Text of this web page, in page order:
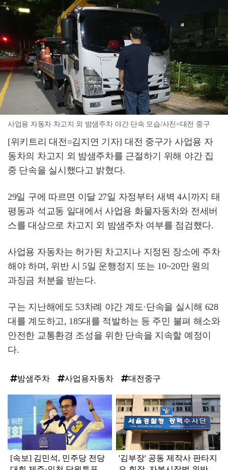
사업용 자동차 차고지 외 밤샘주차 야간 단속 모습/사진=대전 중구
[위키트리 대전=김지연 기자] 대전 중구가 사업용 자
동차의 차고지 외 밤샘주차를 근절하기 위해 야간 집
중 단속을 실시했다고 밝혔다.
29일 구에 따르면 이달 27일 자정부터 새벽 4시까지 태
평동과 석교동 일대에서 사업용 화물자동차와 전세버
스를 대상으로 차고지 외 밤샘주차 여부를 점검했다.
사업용 자동차는 허가된 차고지나 지정된 장소에 주차
해야 하며, 위반 시 5일 운행정지 또는 10~20만 원의
과징금 처분을 받는다.
구는 지난해에도 53차례 야간 계도·단속을 실시해 628
대를 계도하고, 185대를 적발하는 등 주민 불펴 해소와
안전한 교통환경 조성을 위한 단속을 지속할 예정이
다.
밤샘주차 사업용자동차 대전중구
인
[속보] 김민석, 민주당 전당
'김부장' 공동 제작사 판타지